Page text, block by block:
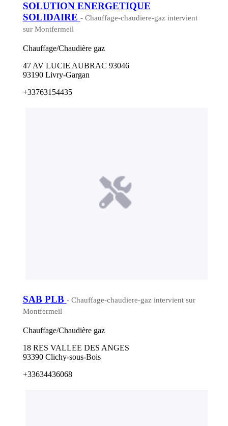
SOLUTION ENERGETIQUE
SOLIDAIRE - Chauffage-chaudiere-gaz intervient
sur Montfermeil
Chauffage/Chaudière gaz
47 AV LUCIE AUBRAC 93046
93190 Livry-Gargan
+33763154435
SAB PLB - Chauffage-chaudiere-gaz intervient sur
Montfermeil
Chauffage/Chaudière gaz
18 RES VALLEE DES ANGES
93390 Clichy-sous-Bois
+33634436068